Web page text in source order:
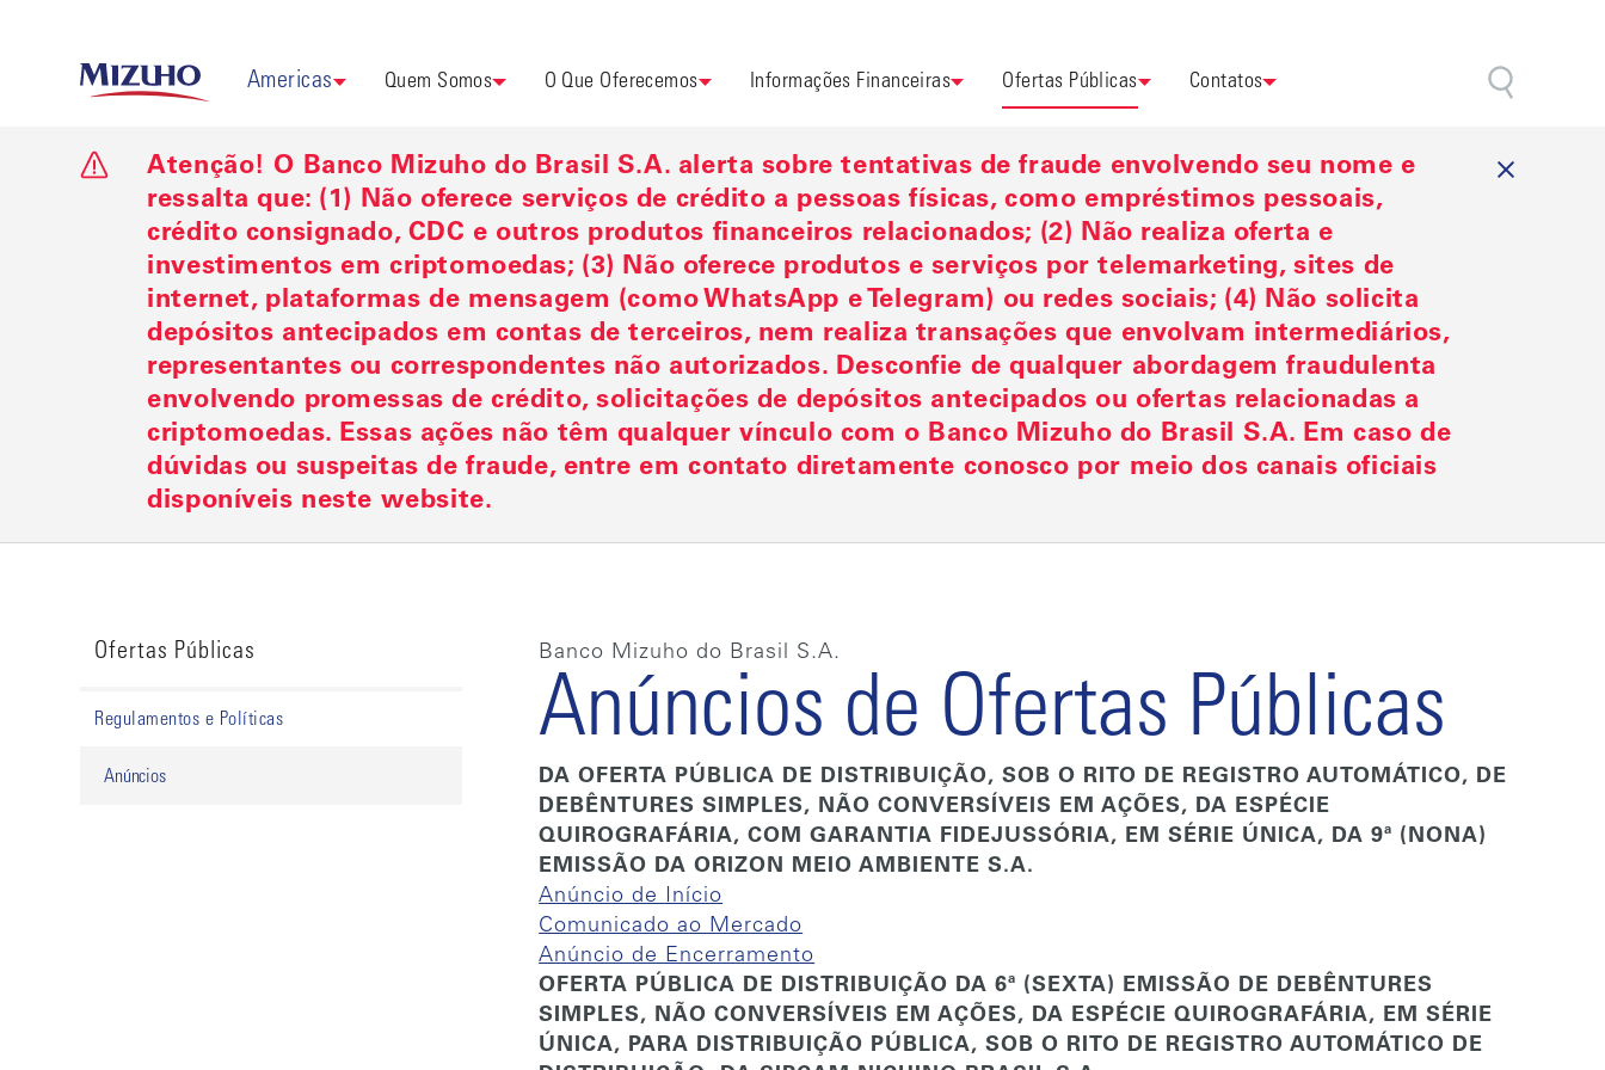
Americas Quem Somos O Que Oferecemos Informações Financeiras Ofertas Públicas Contatos
Atenção! O Banco Mizuho do Brasil S.A. alerta sobre tentativas de fraude envolvendo seu nome e
ressalta que: (1) Não oferece serviços de crédito a pessoas físicas, como empréstimos pessoais,
crédito consignado, CDC e outros produtos financeiros relacionados; (2) Não realiza oferta e
investimentos em criptomoedas; (3) Não oferece produtos e serviços por telemarketing, sites de
internet, plataformas de mensagem (como WhatsApp e Telegram) ou redes sociais; (4) Não solicita
depósitos antecipados em contas de terceiros, nem realiza transações que envolvam intermediários,
representantes ou correspondentes não autorizados. Desconfie de qualquer abordagem fraudulenta
envolvendo promessas de crédito, solicitações de depósitos antecipados ou ofertas relacionadas a
criptomoedas. Essas ações não têm qualquer vínculo com o Banco Mizuho do Brasil S.A. Em caso de
dúvidas ou suspeitas de fraude, entre em contato diretamente conosco por meio dos canais oficiais
disponíveis neste website.
Ofertas Públicas
Regulamentos e Políticas
Anúncios
Banco Mizuho do Brasil S.A.
Anúncios de Ofertas Públicas
DA OFERTA PÚBLICA DE DISTRIBUIÇÃO, SOB O RITO DE REGISTRO AUTOMÁTICO, DE
DEBÊNTURES SIMPLES, NÃO CONVERSÍVEIS EM AÇÕES, DA ESPÉCIE
QUIROGRAFÁRIA, COM GARANTIA FIDEJUSSÓRIA, EM SÉRIE ÚNICA, DA 9ª (NONA)
EMISSÃO DA ORIZON MEIO AMBIENTE S.A.
Anúncio de Início
Comunicado ao Mercado
Anúncio de Encerramento
OFERTA PÚBLICA DE DISTRIBUIÇÃO DA 6ª (SEXTA) EMISSÃO DE DEBÊNTURES
SIMPLES, NÃO CONVERSÍVEIS EM AÇÕES, DA ESPÉCIE QUIROGRAFÁRIA, EM SÉRIE
ÚNICA, PARA DISTRIBUIÇÃO PÚBLICA, SOB O RITO DE REGISTRO AUTOMÁTICO DE